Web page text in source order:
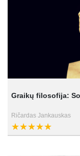
Graikų filosofija:
Ričardas Jankauskas